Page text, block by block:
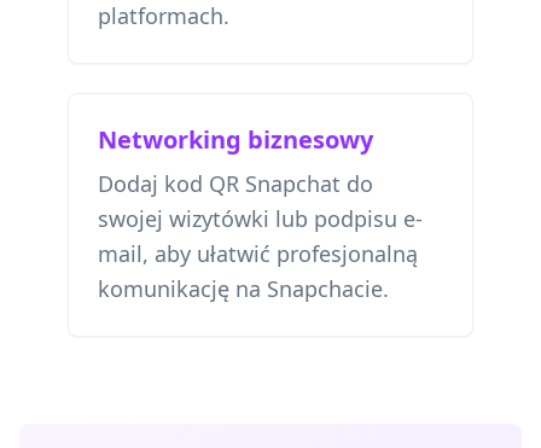
platformach.
Networking biznesowy
Dodaj kod QR Snapchat do
swojej wizytówki lub podpisu e-
mail, aby ułatwić profesjonalną
komunikację na Snapchacie.